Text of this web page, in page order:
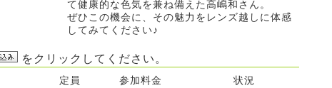
て健康的な色気を兼ね備えた高嶋和さん。
ぜひこの機会に、その魅力をレンズ越しに体感
してみてください♪
をクリックしてください。
定員 参加料金
状況